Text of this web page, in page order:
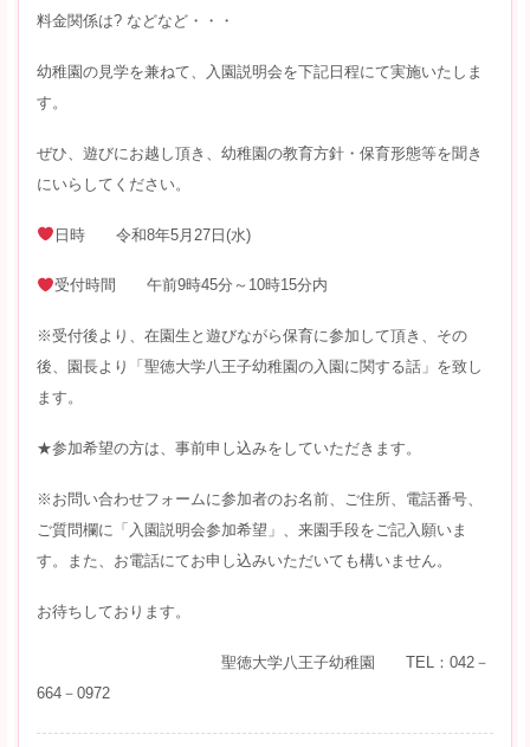
料金関係は? などなど・・・
幼稚園の見学を兼ねて、入園説明会を下記日程にて実施いたしま
す。
ぜひ、遊びにお越し頂き、幼稚園の教育方針・保育形態等を聞き
にいらしてください。
日時 令和8年5月27日(水)
受付時間 午前9時45分～10時15分内
※受付後より、在園生と遊びながら保育に参加して頂き、その
後、園長より「聖徳大学八王子幼稚園の入園に関する話」を致し
ます。
★参加希望の方は、事前申し込みをしていただきます。
※お問い合わせフォームに参加者のお名前、ご住所、電話番号、
ご質問欄に「入園説明会参加希望」、来園手段をご記入願いま
す。また、お電話にてお申し込みいただいても構いません。
お待ちしております。
聖徳大学八王子幼稚園 TEL：042－
664－0972